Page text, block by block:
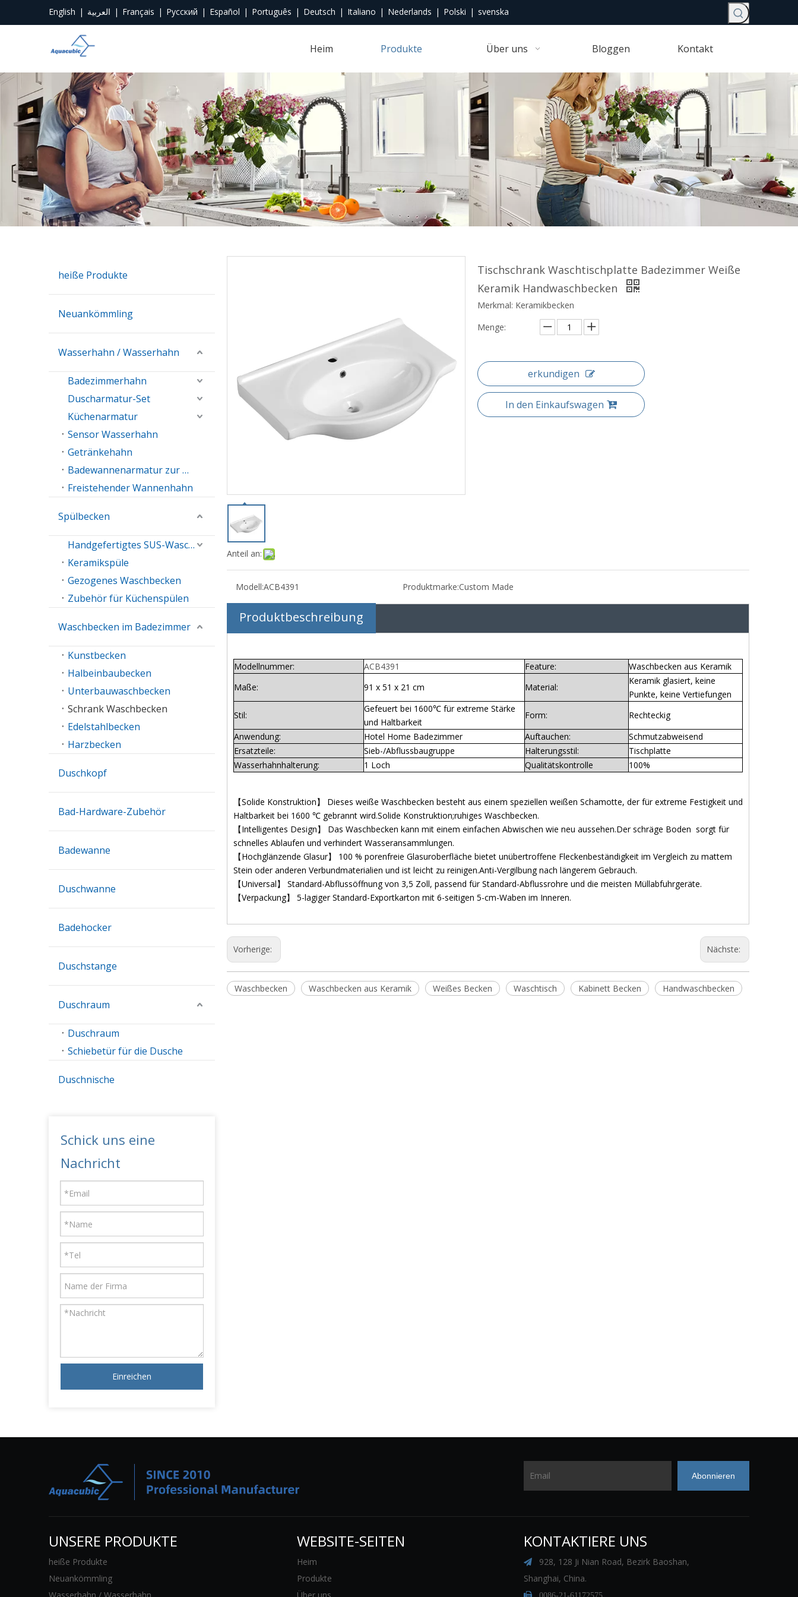
English | العربية | Français | Pусский | Español | Português | Deutsch | Italiano | Nederlands | Polski | svenska
Heim Produkte Über uns Bloggen Kontakt
heiße Produkte
Neuankömmling
Wasserhahn / Wasserhahn
Badezimmerhahn
Duscharmatur-Set
Küchenarmatur
Sensor Wasserhahn
Getränkehahn
Badewannenarmatur zur Wandmontage
Freistehender Wannenhahn
Spülbecken
Handgefertigtes SUS-Waschbecken
Keramikspüle
Gezogenes Waschbecken
Zubehör für Küchenspülen
Waschbecken im Badezimmer
Kunstbecken
Halbeinbaubecken
Unterbauwaschbecken
Schrank Waschbecken
Edelstahlbecken
Harzbecken
Duschkopf
Bad-Hardware-Zubehör
Badewanne
Duschwanne
Badehocker
Duschstange
Duschraum
Duschraum
Schiebetür für die Dusche
Duschnische
Schick uns eine
Nachricht
Einreichen
Anteil an:
Tischschrank Waschtischplatte Badezimmer Weiße
Keramik Handwaschbecken
Merkmal: Keramikbecken
Menge:
erkundigen
In den Einkaufswagen
Modell:ACB4391 Produktmarke:Custom Made
Produktbeschreibung
Modellnummer: ACB4391 Feature:
Waschbecken aus Keramik
Maße:
91 x 51 x 21 cm Material:
Keramik glasiert, keine
Punkte, keine Vertiefungen
Stil:
Gefeuert bei 1600℃ für extreme Stärke
und Haltbarkeit
Form:
Rechteckig
Anwendung:
Hotel Home Badezimmer Auftauchen:
Schmutzabweisend
Ersatzteile:
Sieb-/Abflussbaugruppe Halterungsstil:
Tischplatte
Wasserhahnhalterung:
1 Loch Qualitätskontrolle 100%
【Solide Konstruktion】 Dieses weiße Waschbecken besteht aus einem speziellen weißen Schamotte, der für extreme Festigkeit und
Haltbarkeit bei 1600 ℃ gebrannt wird.Solide Konstruktion;ruhiges Waschbecken.
【Intelligentes Design】 Das Waschbecken kann mit einem einfachen Abwischen wie neu aussehen.Der schräge Boden sorgt für
schnelles Ablaufen und verhindert Wasseransammlungen.
【Hochglänzende Glasur】 100 % porenfreie Glasuroberfläche bietet unübertroffene Fleckenbeständigkeit im Vergleich zu mattem
Stein oder anderen Verbundmaterialien und ist leicht zu reinigen.Anti-Vergilbung nach längerem Gebrauch.
【Universal】 Standard-Abflussöffnung von 3,5 Zoll, passend für Standard-Abflussrohre und die meisten Müllabfuhrgeräte.
【Verpackung】 5-lagiger Standard-Exportkarton mit 6-seitigen 5-cm-Waben im Inneren.
Vorherige: Nächste:
Waschbecken Waschbecken aus Keramik Weißes Becken Waschtisch Kabinett Becken Handwaschbecken
Abonnieren
UNSERE PRODUKTE
heiße Produkte
Neuankömmling
WEBSITE-SEITEN
Heim
Produkte
KONTAKTIERE UNS

928, 128 Ji Nian Road, Bezirk Baoshan,
Shanghai, China.
 0086-21-61172575